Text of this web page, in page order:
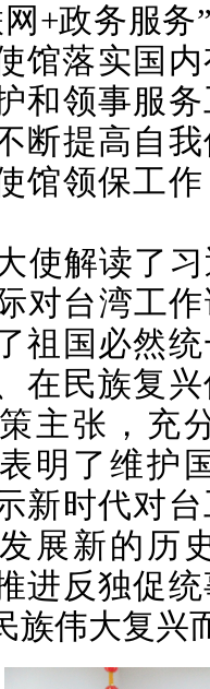
+政务服务
馆落实国
和领事服
断提高自
馆领保工
使解读了
对台湾工
祖国必然
在民族复
主张，充
明了维护
新时代对
展新的历
进反独促
族伟大复兴